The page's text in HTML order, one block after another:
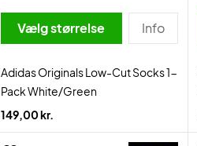
Vælg størrelse Info
Adidas Originals Low-Cut Socks 1-
Pack White/Green
149,00 kr.